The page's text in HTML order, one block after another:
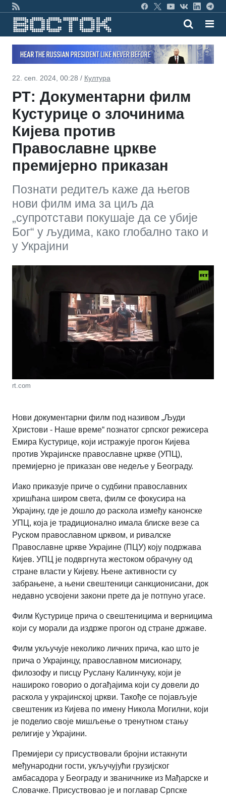
22. сеп. 2024, 00:28 / Култура
РТ: Документарни филм
Кустурице о злочинима
Кијева против
Православне цркве
премијерно приказан
Познати редитељ каже да његов
нови филм има за циљ да
„супротстави покушаје да се убије
Бог“ у људима, како глобално тако и
у Украјини
rt.com
Нови документарни филм под називом „Људи
Христови - Наше време“ познатог српског режисера
Емира Кустурице, који истражује прогон Кијева
против Украјинске православне цркве (УПЦ),
премијерно је приказан ове недеље у Београду.
Иако приказује приче о судбини православних
хришћана широм света, филм се фокусира на
Украјину, где је дошло до раскола између канонске
УПЦ, која је традиционално имала блиске везе са
Руском православном црквом, и ривалске
Православне цркве Украјине (ПЦУ) коју подржава
Кијев. УПЦ је подвргнута жестоком обрачуну од
стране власти у Кијеву. Њене активности су
забрањене, а њени свештеници санкционисани, док
недавно усвојени закони прете да је потпуно угасе.
Филм Кустурице прича о свештеницима и верницима
који су морали да издрже прогон од стране државе.
Филм укључује неколико личних прича, као што је
прича о Украјинцу, православном мисионару,
филозофу и писцу Руслану Калинчуку, који је
нашироко говорио о догађајима који су довели до
раскола у украјинској цркви. Такође се појављује
свештеник из Кијева по имену Никола Могилни, који
је поделио своје мишљење о тренутном стању
религије у Украјини.
Премијери су присуствовали бројни истакнути
међународни гости, укључујући грузијског
амбасадора у Београду и званичнике из Мађарске и
Словачке. Присуствовао је и поглавар Српске